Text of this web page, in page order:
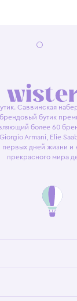
Саввинская
бутик
более 60
Armani, Elie
первых дней жизни и
прекрасного мира